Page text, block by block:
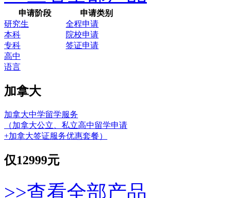
申请阶段
申请类别
研究生
全程申请
本科
院校申请
专科
签证申请
高中
语言
加拿大
加拿大中学留学服务
（加拿大公立、私立高中留学申请
+加拿大签证服务优惠套餐）
仅12999元
>>查看全部产品